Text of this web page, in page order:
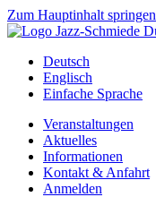
Zum Hauptinhalt springen
Deutsch
Englisch
Einfache Sprache
Veranstaltungen
Aktuelles
Informationen
Kontakt & Anfahrt
Anmelden